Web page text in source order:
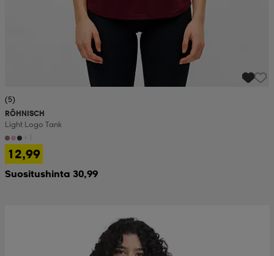
(5)
RÖHNISCH
Light Logo Tank
12,99
Suositushinta 30,99